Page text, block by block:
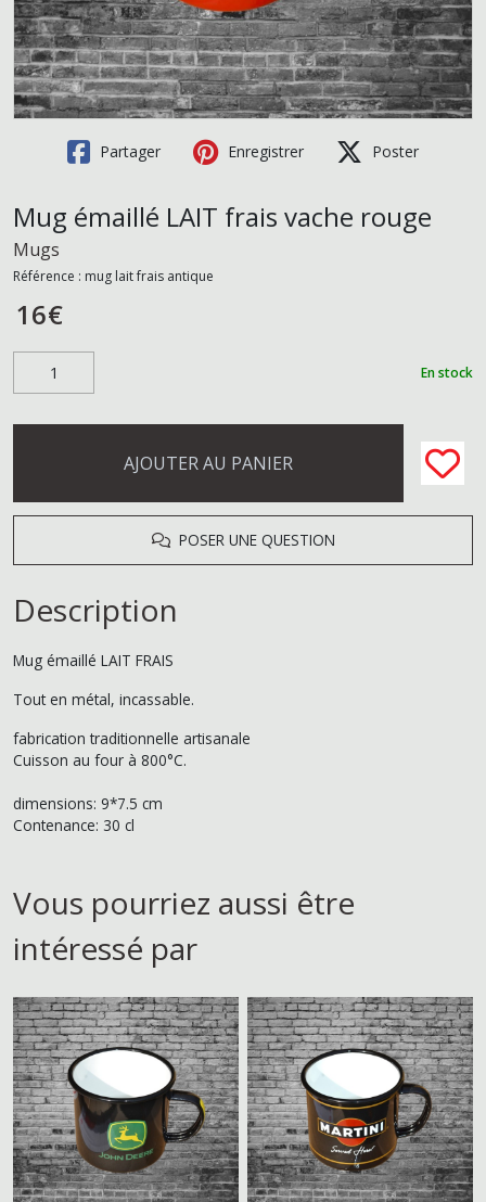
Partager Enregistrer Poster
Mug émaillé LAIT frais vache rouge
Mugs
Référence : mug lait frais antique
16€
En stock
AJOUTER AU PANIER
POSER UNE QUESTION
Description
Mug émaillé LAIT FRAIS
Tout en métal, incassable.
fabrication traditionnelle artisanale
Cuisson au four à 800°C.
dimensions: 9*7.5 cm
Contenance: 30 cl
Vous pourriez aussi être
intéressé par